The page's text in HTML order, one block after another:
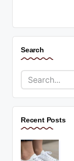
Search
Recent Posts